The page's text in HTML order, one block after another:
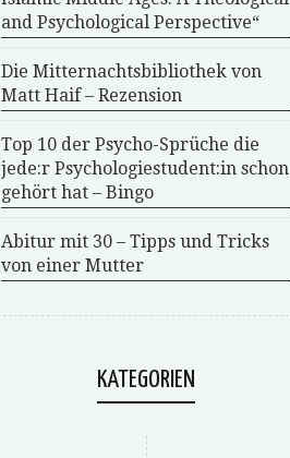
and Psychological Perspective“
Die Mitternachtsbibliothek von
Matt Haif – Rezension
Top 10 der Psycho-Sprüche die
jede:r Psychologiestudent:in schon
gehört hat – Bingo
Abitur mit 30 – Tipps und Tricks
von einer Mutter
KATEGORIEN